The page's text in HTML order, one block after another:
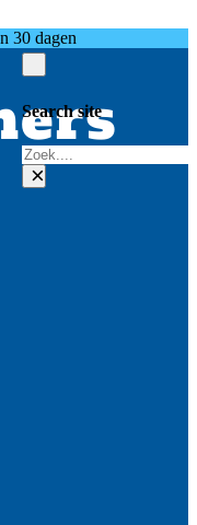
30 dagen
Search site
Zoeken
×